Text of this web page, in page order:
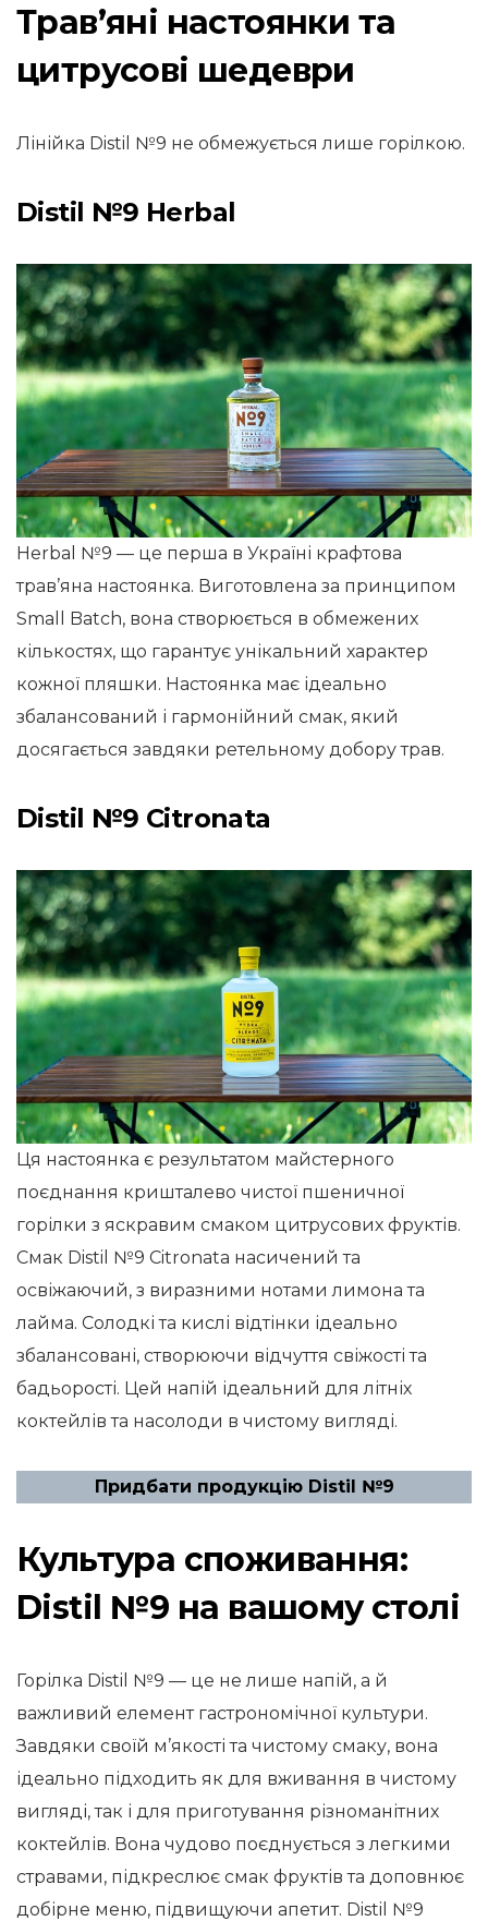
Трав’яні настоянки та
цитрусові шедеври
Лінійка Distil №9 не обмежується лише горілкою.
Distil №9 Herbal
Herbal №9 — це перша в Україні крафтова
трав’яна настоянка. Виготовлена за принципом
Small Batch, вона створюється в обмежених
кількостях, що гарантує унікальний характер
кожної пляшки. Настоянка має ідеально
збалансований і гармонійний смак, який
досягається завдяки ретельному добору трав.
Distil №9 Citronata
Ця настоянка є результатом майстерного
поєднання кришталево чистої пшеничної
горілки з яскравим смаком цитрусових фруктів.
Смак Distil №9 Citronata насичений та
освіжаючий, з виразними нотами лимона та
лайма. Солодкі та кислі відтінки ідеально
збалансовані, створюючи відчуття свіжості та
бадьорості. Цей напій ідеальний для літніх
коктейлів та насолоди в чистому вигляді.
Придбати продукцію Distil №9
Культура споживання:
Distil №9 на вашому столі
Горілка Distil №9 — це не лише напій, а й
важливий елемент гастрономічної культури.
Завдяки своїй м’якості та чистому смаку, вона
ідеально підходить як для вживання в чистому
вигляді, так і для приготування різноманітних
коктейлів. Вона чудово поєднується з легкими
стравами, підкреслює смак фруктів та доповнює
добірне меню, підвищуючи апетит. Distil №9